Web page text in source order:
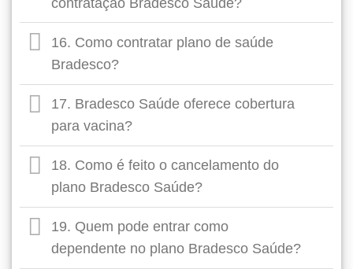
16. Como contratar plano de saúde
Bradesco?
17. Bradesco Saúde oferece cobertura
para vacina?
18. Como é feito o cancelamento do
plano Bradesco Saúde?
19. Quem pode entrar como
dependente no plano Bradesco Saúde?